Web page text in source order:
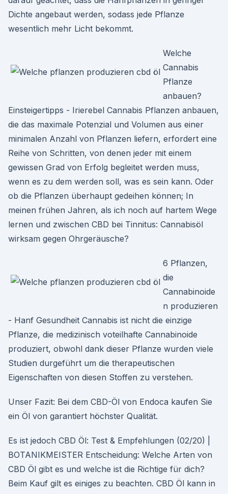
Dichte angebaut werden, sodass jede Pflanze
wesentlich mehr Licht bekommt.
Welche
Cannabis
Pflanze
anbauen?
Einsteigertipps - Irierebel Cannabis Pflanzen anbauen,
die das maximale Potenzial und Volumen aus einer
minimalen Anzahl von Pflanzen liefern, erfordert eine
Reihe von Schritten, von denen jeder mit einem
gewissen Grad von Erfolg begleitet werden muss,
wenn es zu dem werden soll, was es sein kann. Oder
ob die Pflanzen überhaupt gedeihen können; In
meinen frühen Jahren, als ich noch auf hartem Wege
lernen und zwischen CBD bei Tinnitus: Cannabisöl
wirksam gegen Ohrgeräusche?
6 Pflanzen,
die
Cannabinoide
n produzieren
- Hanf Gesundheit Cannabis ist nicht die einzige
Pflanze, die medizinisch voteilhafte Cannabinoide
produziert, obwohl dank dieser Pflanze wurden viele
Studien durgeführt um die therapeutischen
Eigenschaften von diesen Stoffen zu verstehen.
Unser Fazit: Bei dem CBD-Öl von Endoca kaufen Sie
ein Öl von garantiert höchster Qualität.
Es ist jedoch CBD Öl: Test & Empfehlungen (02/20) |
BOTANIKMEISTER Entscheidung: Welche Arten von
CBD Öl gibt es und welche ist die Richtige für dich?
Beim Kauf gilt es einiges zu beachten. CBD Öl kann in